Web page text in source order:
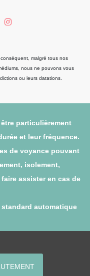
malgré tous nos
nous ne pouvons vous
ou leurs datations.
être particulièrement
et leur fréquence.
de voyance pouvant
isolement,
assister en cas de
automatique